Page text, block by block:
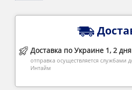
Доставка по Украине 1, 2 дня
отправка осуществляется службами
Интайм